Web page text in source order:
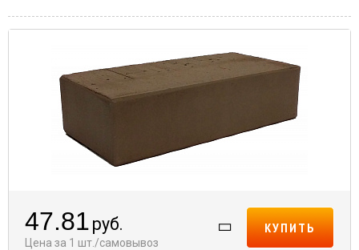
47.81 руб.
Цена за 1 шт./самовывоз
КУПИТЬ